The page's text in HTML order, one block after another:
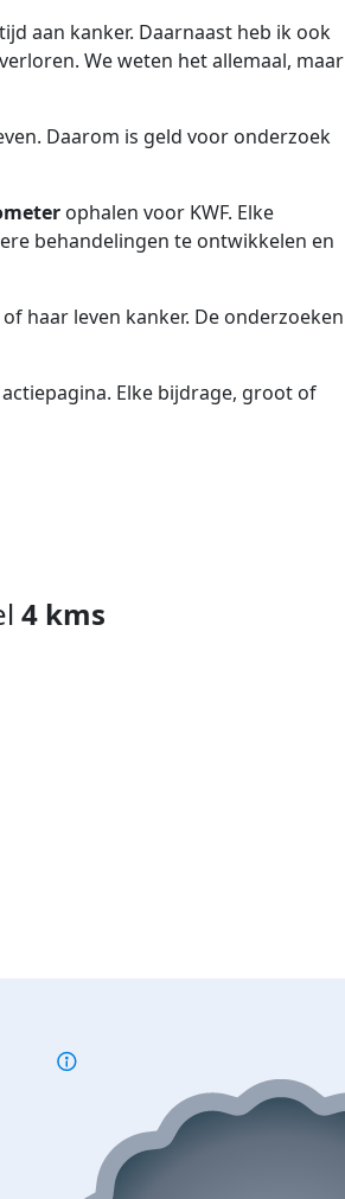
aan kanker. Daarnaast heb ik ook
We weten het allemaal, maar
Daarom is geld voor onderzoek
ophalen voor KWF. Elke
behandelingen te ontwikkelen en
haar leven kanker. De onderzoeken
Elke bijdrage, groot of
4 kms